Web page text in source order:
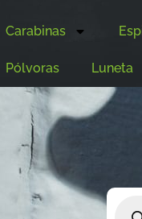
Carabinas
Pólvoras Luneta